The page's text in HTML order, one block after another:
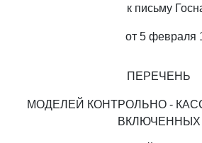
к письму
от 5 февраля
ПЕРЕЧЕНЬ
МОДЕЛЕЙ КОНТРОЛЬНО -
ВКЛЮЧЕННЫХ